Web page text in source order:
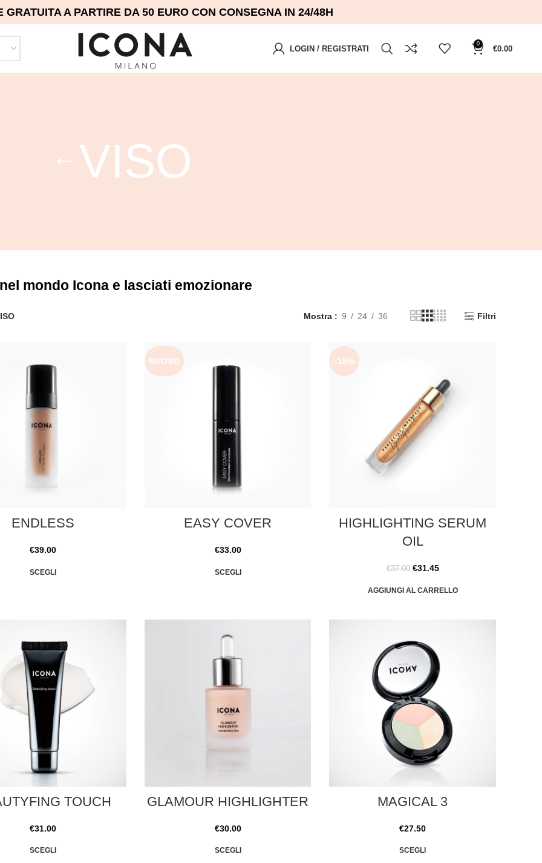
GRATUITA A PARTIRE DA 50 EURO CON CONSEGNA IN 24/48H
LOGIN / REGISTRATI
0
€0.00
VISO
mondo Icona e lasciati emozionare
Mostra 9 24 36 Filtri
ENDLESS
€39.00
SCEGLI
NUOVO
EASY COVER
€33.00
SCEGLI
-15%
HIGHLIGHTING SERUM
OIL
€37.00 €31.45
AGGIUNGI AL CARRELLO
TOUCH
€31.00
SCEGLI
GLAMOUR HIGHLIGHTER
€30.00
SCEGLI
MAGICAL 3
€27.50
SCEGLI